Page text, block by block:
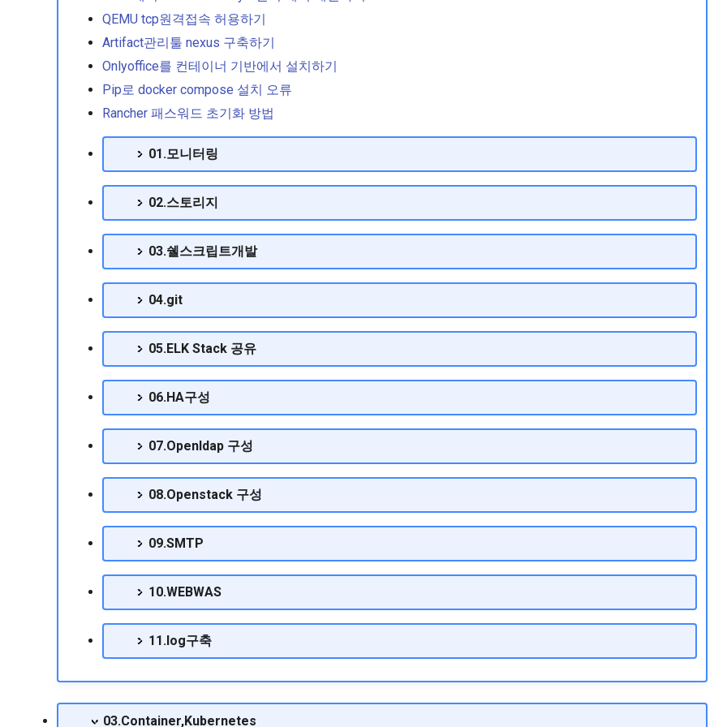
QEMU tcp원격접속 허용하기
Artifact관리툴 nexus 구축하기
Onlyoffice를 컨테이너 기반에서 설치하기
Pip로 docker compose 설치 오류
Rancher 패스워드 초기화 방법
01.모니터링
02.스토리지
03.쉘스크립트개발
04.git
05.ELK Stack 공유
06.HA구성
07.Openldap 구성
08.Openstack 구성
09.SMTP
10.WEBWAS
11.log구축
03.Container,Kubernetes